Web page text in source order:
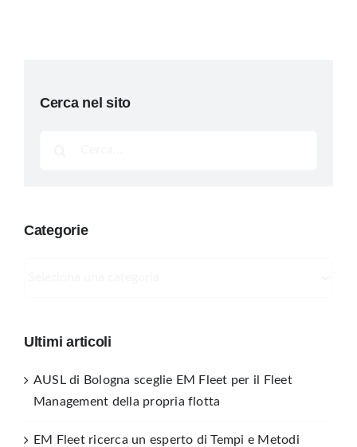
Cerca nel sito
Categorie
Ultimi articoli
AUSL di Bologna sceglie EM Fleet per il Fleet
Management della propria flotta
EM Fleet ricerca un esperto di Tempi e Metodi